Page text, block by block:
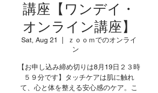
講座【ワンデイ・
オンライン講座】
Sat, Aug 21
ｚｏｏｍでのオンライ
ン
【お申し込み締め切りは8月19日２３時
５９分です】タッチケアは肌に触れ
て、心と体を整える安心感のケア。こ